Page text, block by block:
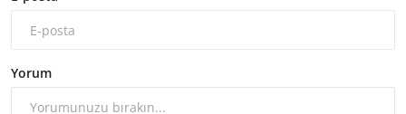
Yorum